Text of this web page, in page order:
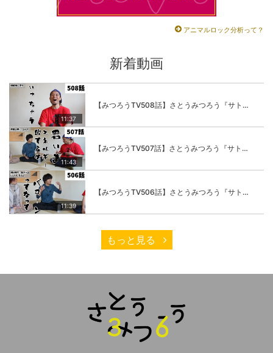
アニマルロック分析って？
新着動画
11:37
【みつろうTV508話】さとうみつろう『サトレル男塾』編④「“毎日”が変わります。楽しく」
11:43
【みつろうTV507話】さとうみつろう『サトレル男塾』編③「快楽は“自分のカラダの内側”にしかない」
11:39
【みつろうTV506話】さとうみつろう『サトレル男塾』編②「不思議な棒をお尻に…」
もっと見る